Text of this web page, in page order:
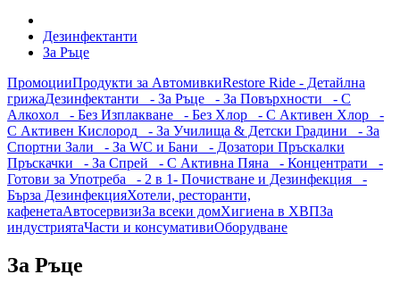
Дезинфектанти
За Ръце
ПромоцииПродукти за АвтомивкиRestore Ride - Детайлна
грижаДезинфектанти - За Ръце - За Повърхности - С
Алкохол - Без Изплакване - Без Хлор - С Активен Хлор -
С Активен Кислород - За Училища & Детски Градини - За
Спортни Зали - За WC и Бани - Дозатори Пръскалки
Пръскачки - За Спрей - С Активна Пяна - Концентрати -
Готови за Употреба - 2 в 1- Почистване и Дезинфекция -
Бърза ДезинфекцияХотели, ресторанти,
кафенетаАвтосервизиЗа всеки домХигиена в ХВПЗа
индустриятаЧасти и консумативиОборудване
За Ръце